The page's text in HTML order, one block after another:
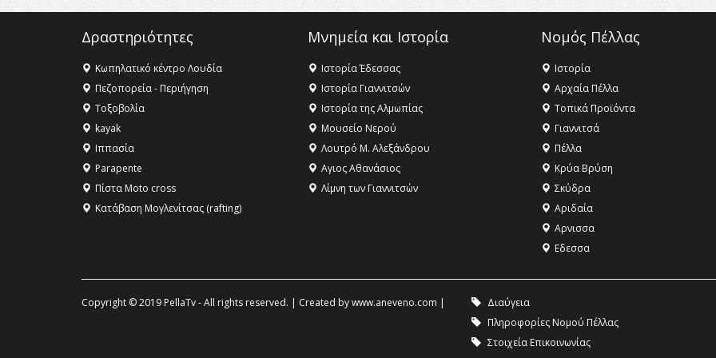
Δραστηριότητες
Κωπηλατικό κέντρο Λουδία
Πεζοπορεία - Περιήγηση
Τοξοβολία
kayak
Ιππασία
Parapente
Πίστα Moto cross
Κατάβαση Μογλενίτσας (rafting)
Μνημεία και Ιστορία
Ιστορία Έδεσσας
Ιστορία Γιαννιτσών
Ιστορία της Αλμωπίας
Μουσείο Νερού
Λουτρό Μ. Αλεξάνδρου
Αγιος Αθανάσιος
Λίμνη των Γιαννιτσών
Νομός Πέλλας
Ιστορία
Αρχαία Πέλλα
Τοπικά Προϊόντα
Γιαννιτσά
Πέλλα
Κρύα Βρύση
Σκύδρα
Αριδαία
Aρνισσα
Eδεσσα
Copyright © 2019 PellaTv - All rights reserved. | Created bywww.aneveno.com | Διαύγεια
Πληροφορίες Νομού Πέλλας
Στοιχεία Επικοινωνίας